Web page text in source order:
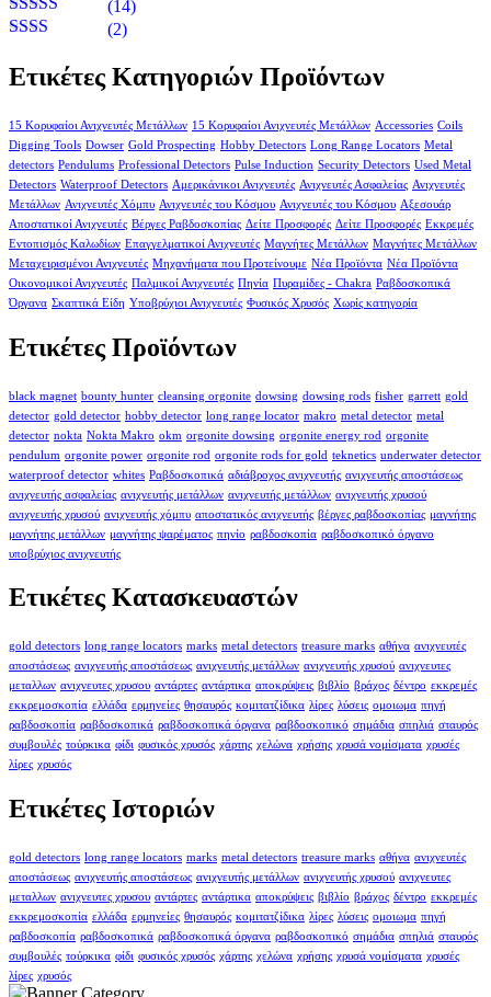
Βαθμολογήθηκε
(14)
με2
από
(2)
Ετικέτες Κατηγοριών Προϊόντων
15 Κορυφαίοι Ανιχνευτές Μετάλλων 15 Κορυφαίοι Ανιχνευτές Μετάλλων Accessories Coils
Digging Tools Dowser Gold Prospecting Hobby Detectors Long Range Locators Metal
detectors Pendulums Professional Detectors Pulse Induction Security Detectors Used Metal
Detectors Waterproof Detectors Αμερικάνικοι Ανιχνευτές Ανιχνευτές Ασφαλείας Ανιχνευτές
Μετάλλων Ανιχνευτές Χόμπυ Ανιχνευτές του Κόσμου Ανιχνευτές του Κόσμου Αξεσουάρ
Αποστατικοί Ανιχνευτές Βέργες Ραβδοσκοπίας Δείτε Προσφορές Δείτε Προσφορές Εκκρεμές
Εντοπισμός Καλωδίων Επαγγελματικοί Ανιχνευτές Μαγνήτες Μετάλλων Μαγνήτες Μετάλλων
Μεταχειρισμένοι Ανιχνευτές Μηχανήματα που Προτείνουμε Νέα Προϊόντα Νέα Προϊόντα
Οικονομικοί Ανιχνευτές Παλμικοί Ανιχνευτές Πηνία Πυραμίδες - Chakra Ραβδοσκοπικά
Όργανα Σκαπτικά Είδη Υποβρύχιοι Ανιχνευτές Φυσικός Χρυσός Χωρίς κατηγορία
Ετικέτες Προϊόντων
black magnet bounty hunter cleansing orgonite dowsing dowsing rods fisher garrett gold
detector gold detector hobby detector long range locator makro metal detector metal
detector nokta Nokta Makro okm orgonite dowsing orgonite energy rod orgonite
pendulum orgonite power orgonite rod orgonite rods for gold teknetics underwater detector
waterproof detector whites Ραβδοσκοπικά αδιάβροχος ανιχνευτής ανιχνευτής αποστάσεως
ανιχνευτής ασφαλείας ανιχνευτής μετάλλων ανιχνευτής μετάλλων ανιχνευτής χρυσού
ανιχνευτής χρυσού ανιχνευτής χόμπυ αποστατικός ανιχνευτής βέργες ραβδοσκοπίας μαγνήτης
μαγνήτης μετάλλων μαγνήτης ψαρέματος πηνίο ραβδοσκοπία ραβδοσκοπικό όργανο
υποβρύχιος ανιχνευτής
Ετικέτες Κατασκευαστών
gold detectors long range locators marks metal detectors treasure marks αθήνα ανιχνευτές
αποστάσεως ανιχνευτής αποστάσεως ανιχνευτής μετάλλων ανιχνευτής χρυσού ανιχνευτες
μεταλλων ανιχνευτες χρυσου αντάρτες αντάρτικα αποκρύψεις βιβλίο βράχος δέντρο εκκρεμές
εκκρεμοσκοπία ελλάδα ερμηνείες θησαυρός κομιτατζίδικα λίρες λύσεις ομοιωμα πηγή
ραβδοσκοπία ραβδοσκοπικά ραβδοσκοπικά όργανα ραβδοσκοπικό σημάδια σπηλιά σταυρός
συμβουλές τούρκικα φίδι φυσικός χρυσός χάρτης χελώνα χρήσης χρυσά νομίσματα χρυσές
λίρες χρυσός
Ετικέτες Ιστοριών
gold detectors long range locators marks metal detectors treasure marks αθήνα ανιχνευτές
αποστάσεως ανιχνευτής αποστάσεως ανιχνευτής μετάλλων ανιχνευτής χρυσού ανιχνευτες
μεταλλων ανιχνευτες χρυσου αντάρτες αντάρτικα αποκρύψεις βιβλίο βράχος δέντρο εκκρεμές
εκκρεμοσκοπία ελλάδα ερμηνείες θησαυρός κομιτατζίδικα λίρες λύσεις ομοιωμα πηγή
ραβδοσκοπία ραβδοσκοπικά ραβδοσκοπικά όργανα ραβδοσκοπικό σημάδια σπηλιά σταυρός
συμβουλές τούρκικα φίδι φυσικός χρυσός χάρτης χελώνα χρήσης χρυσά νομίσματα χρυσές
λίρες χρυσός